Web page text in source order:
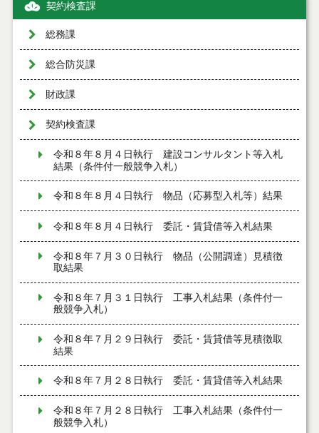
契約検査課
総務課
総合防災課
財政課
契約検査課
令和８年８月４日執行 建設コンサルタント等入札
結果（条件付一般競争入札）
令和８年８月４日執行 物品（応募型入札等）結果
令和８年８月４日執行 委託・賃貸借等入札結果
令和８年７月３０日執行 物品（公開調達）見積徴
取結果
令和８年７月３１日執行 工事入札結果（条件付一
般競争入札）
令和８年７月２９日執行 委託・賃貸借等見積徴取
結果
令和８年７月２８日執行 委託・賃貸借等入札結果
令和８年７月２８日執行 工事入札結果（条件付一
般競争入札）